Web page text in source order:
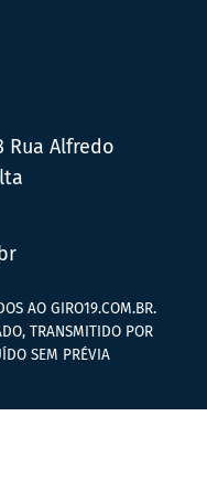
Rua Alfredo
AO GIRO19.COM.BR.
TRANSMITIDO POR
SEM PRÉVIA